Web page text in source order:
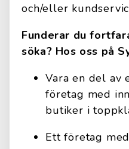
och/eller
Funderar du
söka? Hos oss på
Vara en del av
företag med
butiker i
Ett företag